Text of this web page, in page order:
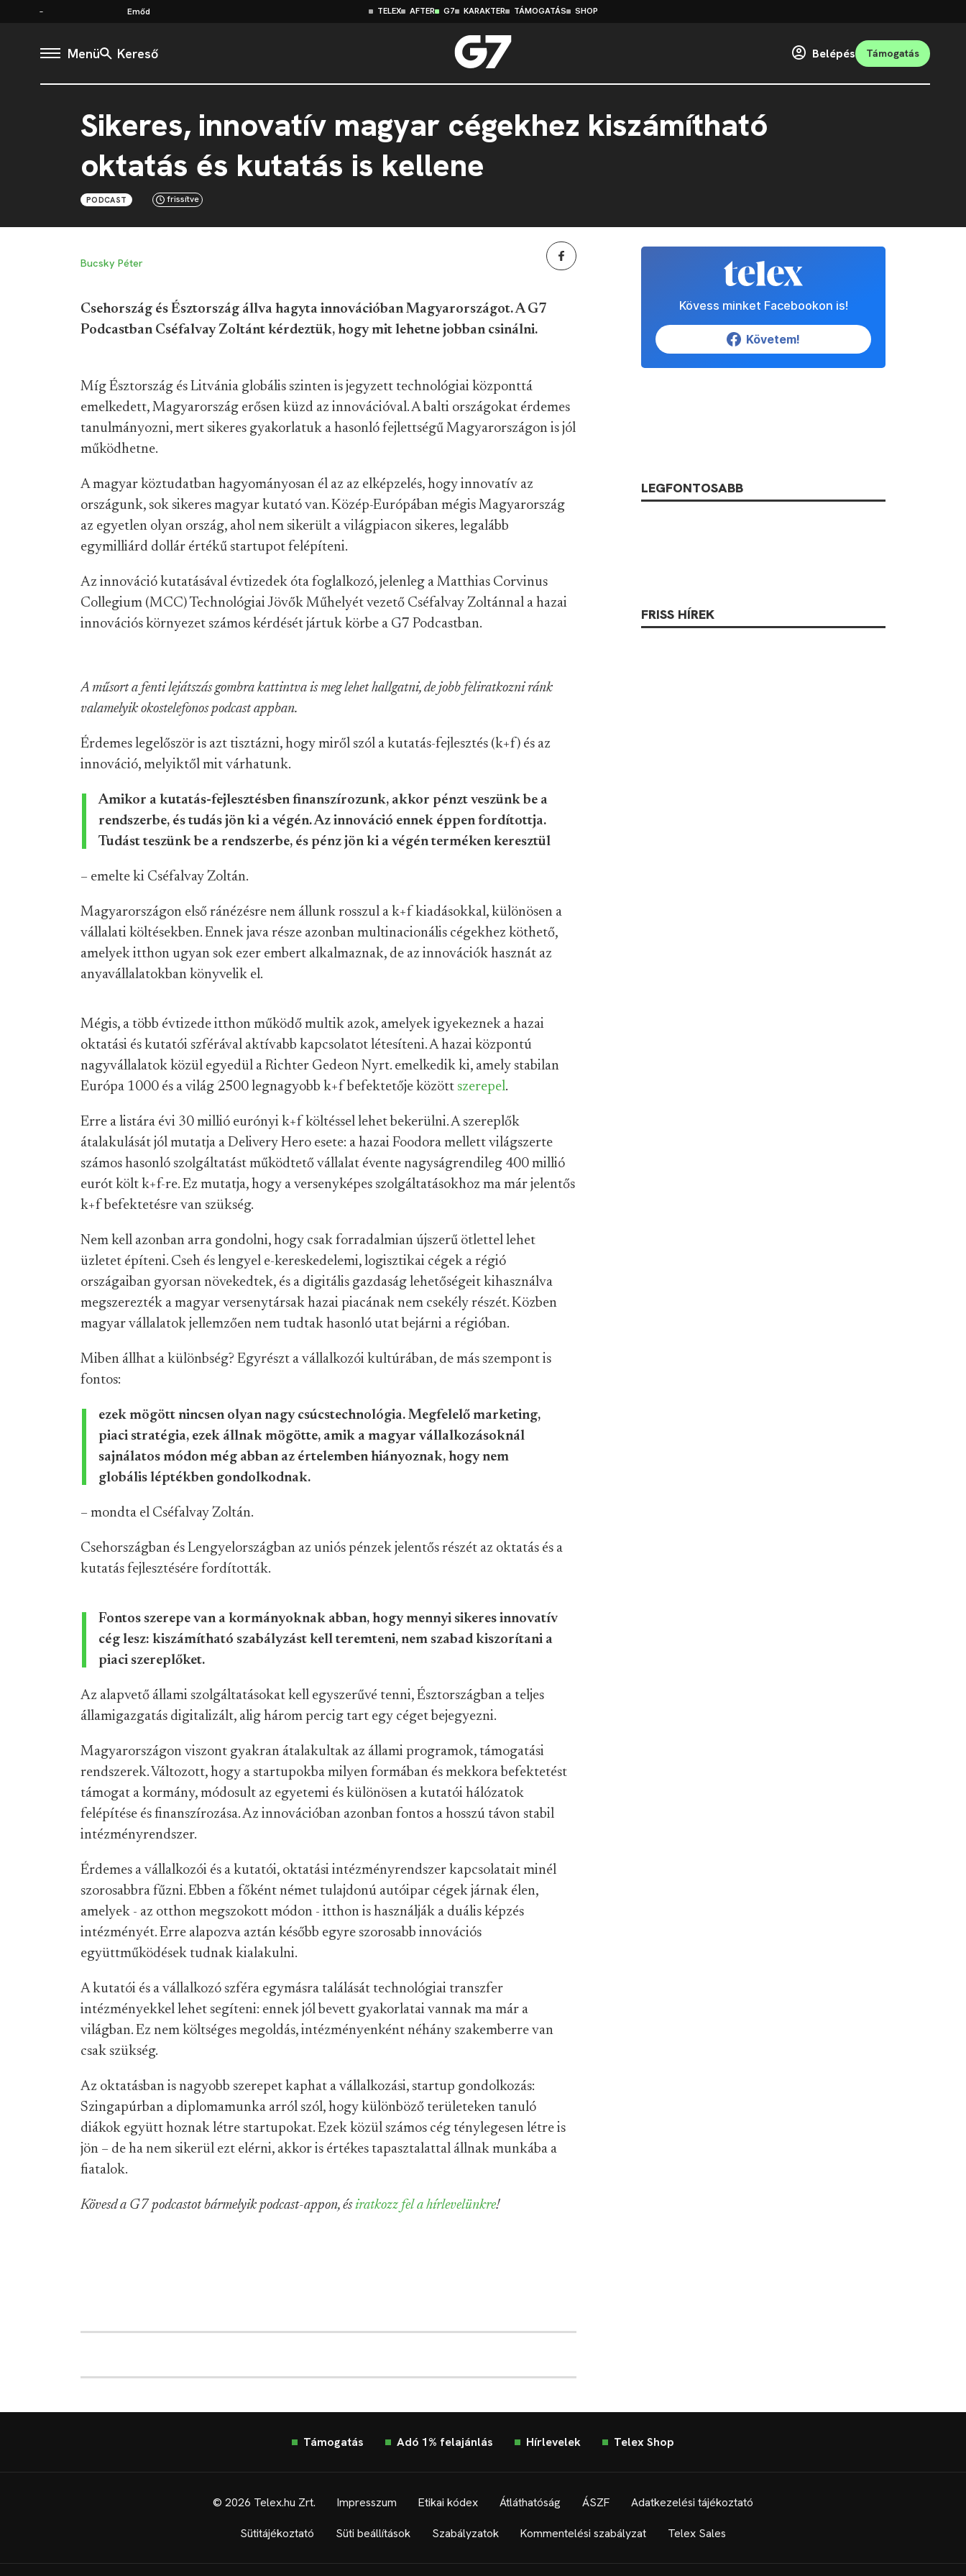
Emőd TELEX AFTER G7 KARAKTER TÁMOGATÁS SHOP
Menü Kereső Belépés Támogatás
Sikeres, innovatív magyar cégekhez kiszámítható
oktatás és kutatás is kellene
PODCAST frissítve
Bucsky Péter
Csehország és Észtország állva hagyta innovációban Magyarországot. A G7
Podcastban Cséfalvay Zoltánt kérdeztük, hogy mit lehetne jobban csinálni.
Míg Észtország és Litvánia globális szinten is jegyzett technológiai központtá
emelkedett, Magyarország erősen küzd az innovációval. A balti országokat érdemes
tanulmányozni, mert sikeres gyakorlatuk a hasonló fejlettségű Magyarországon is jól
működhetne.
A magyar köztudatban hagyományosan él az az elképzelés, hogy innovatív az
országunk, sok sikeres magyar kutató van. Közép-Európában mégis Magyarország
az egyetlen olyan ország, ahol nem sikerült a világpiacon sikeres, legalább
egymilliárd dollár értékű startupot felépíteni.
Az innováció kutatásával évtizedek óta foglalkozó, jelenleg a Matthias Corvinus
Collegium (MCC) Technológiai Jövők Műhelyét vezető Cséfalvay Zoltánnal a hazai
innovációs környezet számos kérdését jártuk körbe a G7 Podcastban.
A műsort a fenti lejátszás gombra kattintva is meg lehet hallgatni, de jobb feliratkozni ránk
valamelyik okostelefonos podcast appban.
Érdemes legelőször is azt tisztázni, hogy miről szól a kutatás-fejlesztés (k+f) és az
innováció, melyiktől mit várhatunk.
Amikor a kutatás-fejlesztésben finanszírozunk, akkor pénzt veszünk be a
rendszerbe, és tudás jön ki a végén. Az innováció ennek éppen fordítottja.
Tudást teszünk be a rendszerbe, és pénz jön ki a végén terméken keresztül
– emelte ki Cséfalvay Zoltán.
Magyarországon első ránézésre nem állunk rosszul a k+f kiadásokkal, különösen a
vállalati költésekben. Ennek java része azonban multinacionális cégekhez köthető,
amelyek itthon ugyan sok ezer embert alkalmaznak, de az innovációk hasznát az
anyavállalatokban könyvelik el.
Mégis, a több évtizede itthon működő multik azok, amelyek igyekeznek a hazai
oktatási és kutatói szférával aktívabb kapcsolatot létesíteni. A hazai központú
nagyvállalatok közül egyedül a Richter Gedeon Nyrt. emelkedik ki, amely stabilan
Európa 1000 és a világ 2500 legnagyobb k+f befektetője között szerepel.
Erre a listára évi 30 millió eurónyi k+f költéssel lehet bekerülni. A szereplők
átalakulását jól mutatja a Delivery Hero esete: a hazai Foodora mellett világszerte
számos hasonló szolgáltatást működtető vállalat évente nagyságrendileg 400 millió
eurót költ k+f-re. Ez mutatja, hogy a versenyképes szolgáltatásokhoz ma már jelentős
k+f befektetésre van szükség.
Nem kell azonban arra gondolni, hogy csak forradalmian újszerű ötlettel lehet
üzletet építeni. Cseh és lengyel e-kereskedelemi, logisztikai cégek a régió
országaiban gyorsan növekedtek, és a digitális gazdaság lehetőségeit kihasználva
megszerezték a magyar versenytársak hazai piacának nem csekély részét. Közben
magyar vállalatok jellemzően nem tudtak hasonló utat bejárni a régióban.
Miben állhat a különbség? Egyrészt a vállalkozói kultúrában, de más szempont is
fontos:
ezek mögött nincsen olyan nagy csúcstechnológia. Megfelelő marketing,
piaci stratégia, ezek állnak mögötte, amik a magyar vállalkozásoknál
sajnálatos módon még abban az értelemben hiányoznak, hogy nem
globális léptékben gondolkodnak.
– mondta el Cséfalvay Zoltán.
Csehországban és Lengyelországban az uniós pénzek jelentős részét az oktatás és a
kutatás fejlesztésére fordították.
Fontos szerepe van a kormányoknak abban, hogy mennyi sikeres innovatív
cég lesz: kiszámítható szabályzást kell teremteni, nem szabad kiszorítani a
piaci szereplőket.
Az alapvető állami szolgáltatásokat kell egyszerűvé tenni, Észtországban a teljes
államigazgatás digitalizált, alig három percig tart egy céget bejegyezni.
Magyarországon viszont gyakran átalakultak az állami programok, támogatási
rendszerek. Változott, hogy a startupokba milyen formában és mekkora befektetést
támogat a kormány, módosult az egyetemi és különösen a kutatói hálózatok
felépítése és finanszírozása. Az innovációban azonban fontos a hosszú távon stabil
intézményrendszer.
Érdemes a vállalkozói és a kutatói, oktatási intézményrendszer kapcsolatait minél
szorosabbra fűzni. Ebben a főként német tulajdonú autóipar cégek járnak élen,
amelyek - az otthon megszokott módon - itthon is használják a duális képzés
intézményét. Erre alapozva aztán később egyre szorosabb innovációs
együttműködések tudnak kialakulni.
A kutatói és a vállalkozó szféra egymásra találását technológiai transzfer
intézményekkel lehet segíteni: ennek jól bevett gyakorlatai vannak ma már a
világban. Ez nem költséges megoldás, intézményenként néhány szakemberre van
csak szükség.
Az oktatásban is nagyobb szerepet kaphat a vállalkozási, startup gondolkozás:
Szingapúrban a diplomamunka arról szól, hogy különböző területeken tanuló
diákok együtt hoznak létre startupokat. Ezek közül számos cég ténylegesen létre is
jön – de ha nem sikerül ezt elérni, akkor is értékes tapasztalattal állnak munkába a
fiatalok.
Kövesd a G7 podcastot bármelyik podcast-appon, ésiratkozz fel a hírlevelünkre!
Kövess minket Facebookon is!
Követem!
LEGFONTOSABB
FRISS HÍREK
Támogatás Adó 1% felajánlás Hírlevelek Telex Shop
© 2026 Telex.hu Zrt. Impresszum Etikai kódex Átláthatóság ÁSZF Adatkezelési tájékoztató
Sütitájékoztató Süti beállítások Szabályzatok Kommentelési szabályzat Telex Sales